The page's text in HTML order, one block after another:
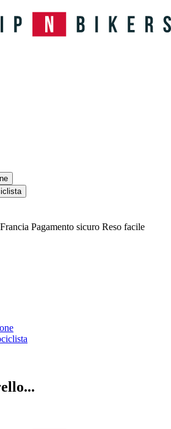
Pagamento sicuro Reso facile